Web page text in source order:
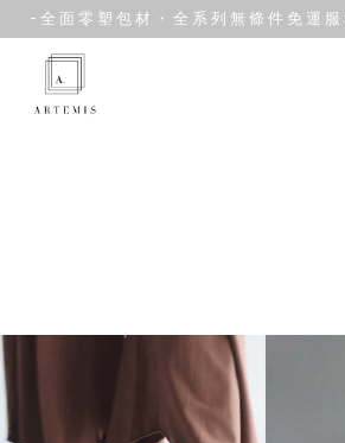
- 全 面 零 塑 包 材 ・ 全 系 列 無 條 件 免 運 服
您的購物車目前還